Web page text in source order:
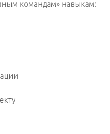
командам» навыкам: